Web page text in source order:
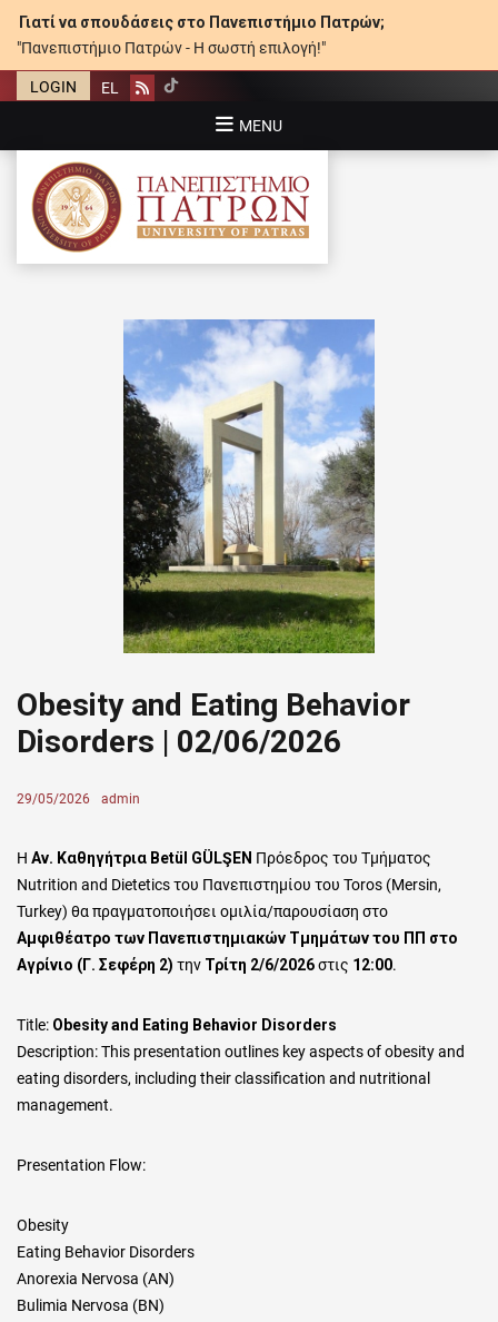
Γιατί να σπουδάσεις στο Πανεπιστήμιο Πατρών;
"Πανεπιστήμιο Πατρών - Η σωστή επιλογή!"
LOGIN EL Rss
MENU
ΠΑΝΕΠΙΣΤΉΜΙΟ ΠΑΤΡΏΝ
Obesity and Eating Behavior
Disorders | 02/06/2026
Posted
29/05/2026 Author
admin
Η Αν. Καθηγήτρια Betül GÜLŞEN Πρόεδρος του Τμήματος
Nutrition and Dietetics του Πανεπιστημίου του Toros (Mersin,
Turkey) θα πραγματοποιήσει ομιλία/παρουσίαση στο
Αμφιθέατρο των Πανεπιστημιακών Τμημάτων του ΠΠ στο
Αγρίνιο (Γ. Σεφέρη 2) την Τρίτη 2/6/2026στις 12:00.
Title: Obesity and Eating Behavior Disorders
Description: This presentation outlines key aspects of obesity and
eating disorders, including their classification and nutritional
management.
Presentation Flow:
Obesity
Eating Behavior Disorders
Anorexia Nervosa (AN)
Bulimia Nervosa (BN)